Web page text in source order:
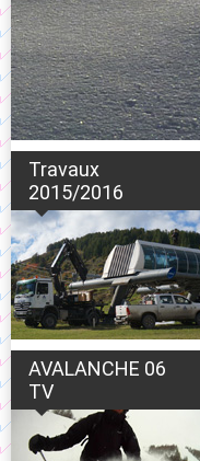
Travaux
2015/2016
AVALANCHE 06
TV